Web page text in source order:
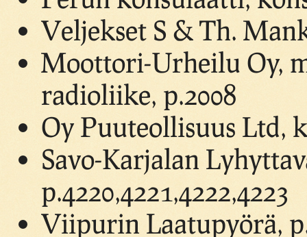
Veljekset S & Th.
Moottori-Urheilu Oy,
radioliike, p.2008
Oy Puuteollisuus Ltd,
Savo-Karjalan
p.4220,4221,4222,4223
Viipurin Laatupyörä,